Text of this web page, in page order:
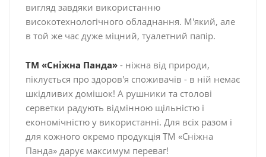
вигляд завдяки використанню
високотехнологічного обладнання. М'який, але
в той же час дуже міцний, туалетний папір.
ТМ «Сніжна Панда»- ніжна від природи,
піклується про здоров'я споживачів - в ній немає
шкідливих домішок! А рушники та столові
серветки радують відмінною щільністю і
економічністю у використанні. Для всіх разом і
для кожного окремо продукція ТМ «Сніжна
Панда» дарує максимум переваг!